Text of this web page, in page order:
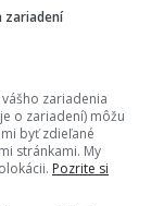
v štýle
najviac
vďaka
zariadení
zariadenia
o zariadení) môžu
byť zdieľané
stránkami. My
Pozrite si